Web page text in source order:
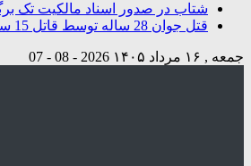
شتاب در صدور اسناد مالکیت تک
قتل جوان 28 ساله توسط قاتل 15 ساله در کازرون
جمعه , ۱۶ مرداد ۱۴۰۵ 2026 - 08 - 07